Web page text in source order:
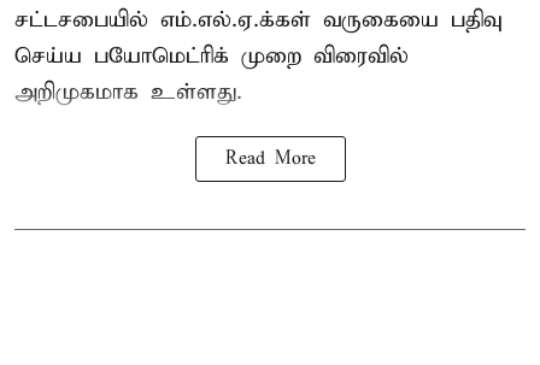
சட்டசபையில் எம்.எல்.ஏ.க்கள் வருகையை பதிவு
செய்ய பயோமெட்ரிக் முறை விரைவில்
அறிமுகமாக உள்ளது.
Read More